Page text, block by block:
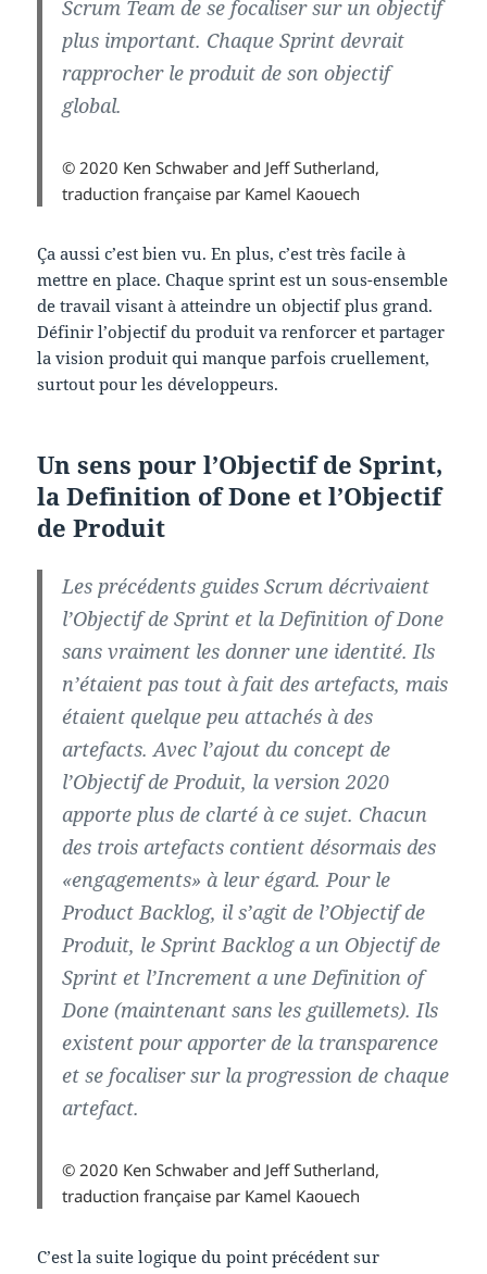
Scrum Team de se focaliser sur un objectif
plus important. Chaque Sprint devrait
rapprocher le produit de son objectif
global.
© 2020 Ken Schwaber and Jeff Sutherland,
traduction française par Kamel Kaouech
Ça aussi c’est bien vu. En plus, c’est très facile à
mettre en place. Chaque sprint est un sous-ensemble
de travail visant à atteindre un objectif plus grand.
Définir l’objectif du produit va renforcer et partager
la vision produit qui manque parfois cruellement,
surtout pour les développeurs.
Un sens pour l’Objectif de Sprint,
la Definition of Done et l’Objectif
de Produit
Les précédents guides Scrum décrivaient
l’Objectif de Sprint et la Definition of Done
sans vraiment les donner une identité. Ils
n’étaient pas tout à fait des artefacts, mais
étaient quelque peu attachés à des
artefacts. Avec l’ajout du concept de
l’Objectif de Produit, la version 2020
apporte plus de clarté à ce sujet. Chacun
des trois artefacts contient désormais des
«engagements» à leur égard. Pour le
Product Backlog, il s’agit de l’Objectif de
Produit, le Sprint Backlog a un Objectif de
Sprint et l’Increment a une Definition of
Done (maintenant sans les guillemets). Ils
existent pour apporter de la transparence
et se focaliser sur la progression de chaque
artefact.
© 2020 Ken Schwaber and Jeff Sutherland,
traduction française par Kamel Kaouech
C’est la suite logique du point précédent sur